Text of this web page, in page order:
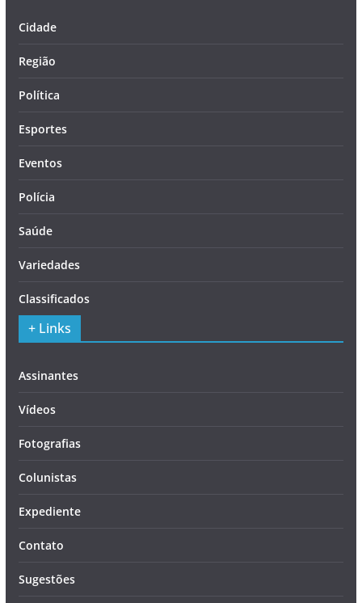
Cidade
Região
Política
Esportes
Eventos
Polícia
Saúde
Variedades
Classificados
+ Links
Assinantes
Vídeos
Fotografias
Colunistas
Expediente
Contato
Sugestões